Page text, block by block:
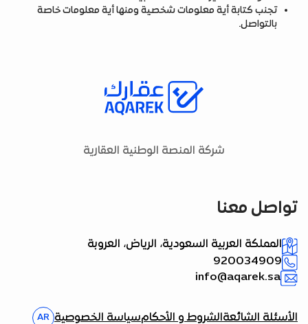
تجنب كتابة أية معلومات شخصية ومنها أية معلومات خاصة
بالتواصل.
شركة المنصة الوطنية العقارية
تواصل معنا
المملكة العربية السعودية، الرياض، العروبة
920034909
info@aqarek.sa
الأسئلة الشائعةالشروط و الأحكامسياسة الخصوصية AR